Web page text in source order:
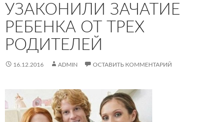
УЗАКОНИЛИ ЗАЧАТИЕ
РЕБЕНКА ОТ ТРЕХ
РОДИТЕЛЕЙ
16.12.2016 ADMIN ОСТАВИТЬ КОММЕНТАРИЙ